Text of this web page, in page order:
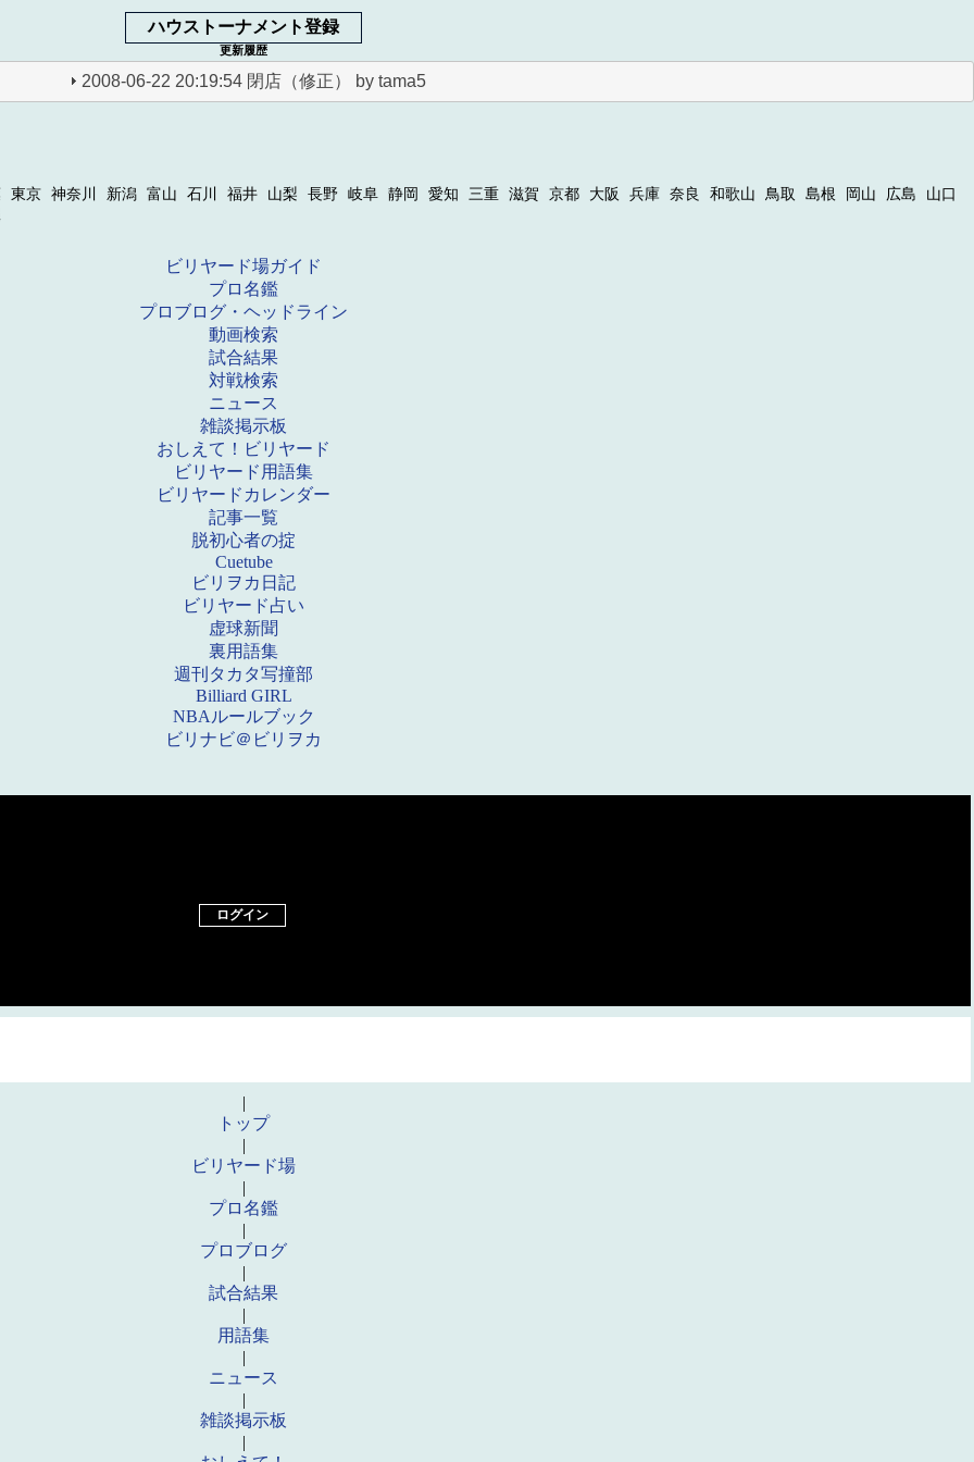
ハウストーナメント登録
更新履歴
2008-06-22 20:19:54 閉店（修正） by tama5
東京 神奈川 新潟 富山 石川 福井 山梨 長野 岐阜 静岡 愛知 三重 滋賀 京都 大阪 兵庫 奈良 和歌山 鳥取 島根 岡山 広島
山口
ビリヤード場ガイド
プロ名鑑
プロブログ・ヘッドライン
動画検索
試合結果
対戦検索
ニュース
雑談掲示板
おしえて！ビリヤード
ビリヤード用語集
ビリヤードカレンダー
記事一覧
脱初心者の掟
Cuetube
ビリヲカ日記
ビリヤード占い
虚球新聞
裏用語集
週刊タカタ写撞部
Billiard GIRL
NBAルールブック
ビリナビ＠ビリヲカ
ログイン
|
トップ
|
ビリヤード場
|
プロ名鑑
|
プロブログ
|
試合結果
|
用語集
|
ニュース
|
雑談掲示板
|